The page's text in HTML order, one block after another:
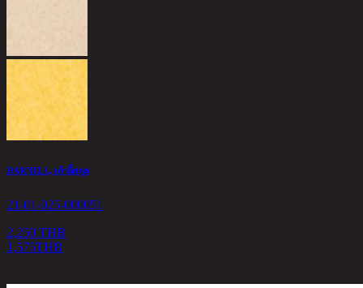
DARNELL, เก้าอี้สตูล
21-01-025-000051
2,250 THB
1,575THB